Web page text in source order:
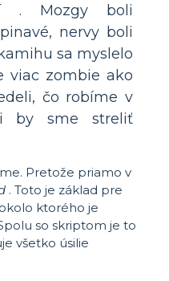
. Mozgy boli
nervy boli
sa myslelo
viac zombie ako
čo robíme v
by sme streliť
Pretože priamo v
. Toto je základ pre
ktorého je
so skriptom je to
všetko úsilie